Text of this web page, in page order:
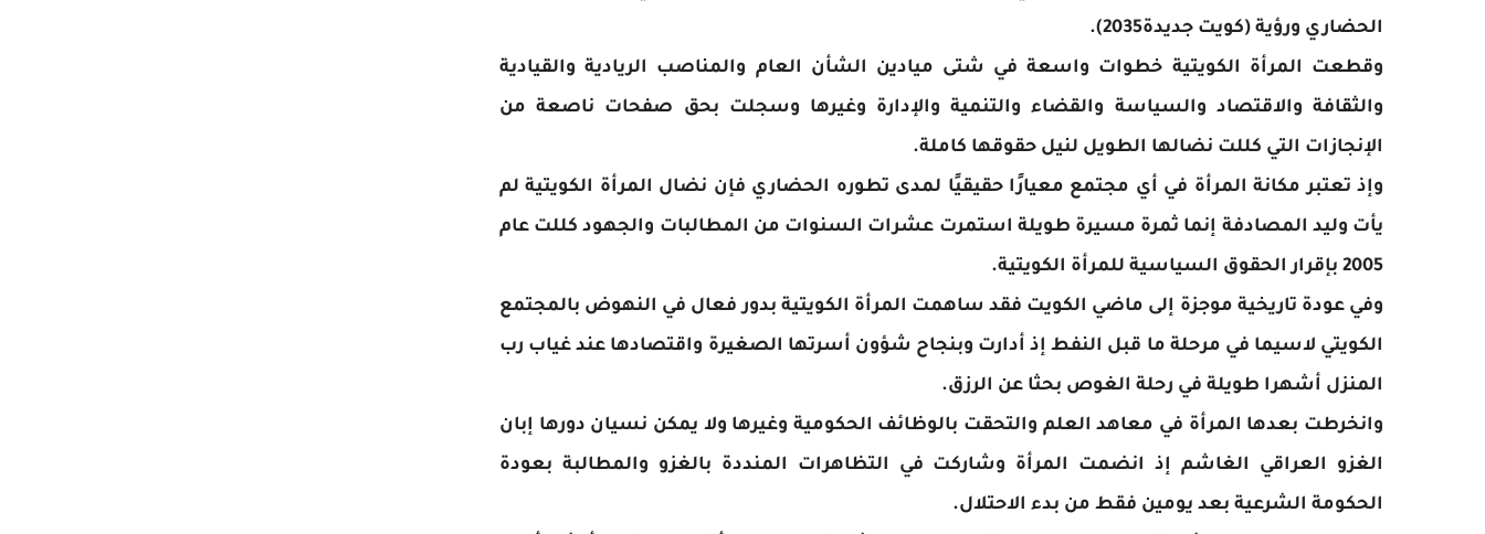
الحضاري ورؤية (كويت جديدة2035).
وقطعت المرأة الكويتية خطوات واسعة في شتى ميادين الشأن العام والمناصب الريادية والقيادية
والثقافة والاقتصاد والسياسة والقضاء والتنمية والإدارة وغيرها وسجلت بحق صفحات ناصعة من
الإنجازات التي كللت نضالها الطويل لنيل حقوقها كاملة.
وإذ تعتبر مكانة المرأة في أي مجتمع معيارًا حقيقيًا لمدى تطوره الحضاري فإن نضال المرأة الكويتية لم
يأت وليد المصادفة إنما ثمرة مسيرة طويلة استمرت عشرات السنوات من المطالبات والجهود كللت عام
2005 بإقرار الحقوق السياسية للمرأة الكويتية.
وفي عودة تاريخية موجزة إلى ماضي الكويت فقد ساهمت المرأة الكويتية بدور فعال في النهوض بالمجتمع
الكويتي لاسيما في مرحلة ما قبل النفط إذ أدارت وبنجاح شؤون أسرتها الصغيرة واقتصادها عند غياب رب
المنزل أشهرا طويلة في رحلة الغوص بحثا عن الرزق.
وانخرطت بعدها المرأة في معاهد العلم والتحقت بالوظائف الحكومية وغيرها ولا يمكن نسيان دورها إبان
الغزو العراقي الغاشم إذ انضمت المرأة وشاركت في التظاهرات المنددة بالغزو والمطالبة بعودة
الحكومة الشرعية بعد يومين فقط من بدء الاحتلال.